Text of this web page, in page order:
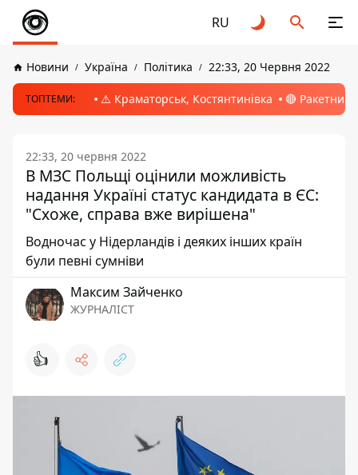
RU
Новини Україна Політика 22:33, 20 Червня 2022
ТОПТЕМИ: ⚠️ Краматорськ, Костянтинівка 🔴 Ракетний
22:33, 20 червня 2022
В МЗС Польщі оцінили можливість
надання Україні статус кандидата в ЄС:
"Схоже, справа вже вирішена"
Водночас у Нідерландів і деяких інших країн
були певні сумніви
Максим Зайченко
ЖУРНАЛІСТ
👍